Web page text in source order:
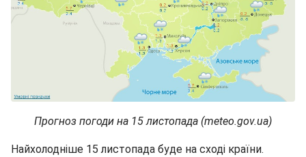
Прогноз погоди на 15 листопада (meteo.gov.ua)
Найхолодніше 15 листопада буде на сході країни.